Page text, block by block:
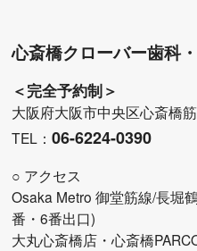
心斎橋クローバー歯科
＜完全予約制＞
大阪府大阪市中央区心斎橋
TEL： 06-6224-0390
○ アクセス
Osaka Metro 御堂筋線/長堀
番・6番出口)
大丸心斎橋店・心斎橋